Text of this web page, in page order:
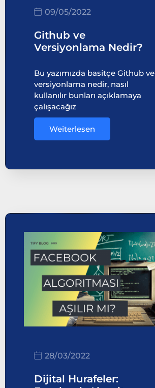
09/05/2022
Github ve
Versiyonlama Nedir?
Bu yazımızda basitçe Github ve
versiyonlama nedir, nasıl
kullanılır bunları açıklamaya
çalışacağız
Weiterlesen
28/03/2022
Dijital Hurafeler: